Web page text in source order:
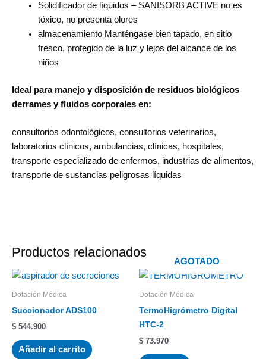
Solidificador de líquidos – SANISORB ACTIVE no es
tóxico, no presenta olores
almacenamiento Manténgase bien tapado, en sitio
fresco, protegido de la luz y lejos del alcance de los
niños
Ideal para manejo y disposición de residuos biológicos
derrames y fluidos corporales en:
consultorios odontológicos, consultorios veterinarios,
laboratorios clínicos, ambulancias, clínicas, hospitales,
transporte especializado de enfermos, industrias de alimentos,
transporte de sustancias peligrosas líquidas
Productos relacionados
Dotación Médica
Succionador ADS100
$ 544.900
Añadir al carrito
AGOTADO
Dotación Médica
TermoHigrómetro Digital
HTC-2
$ 73.970